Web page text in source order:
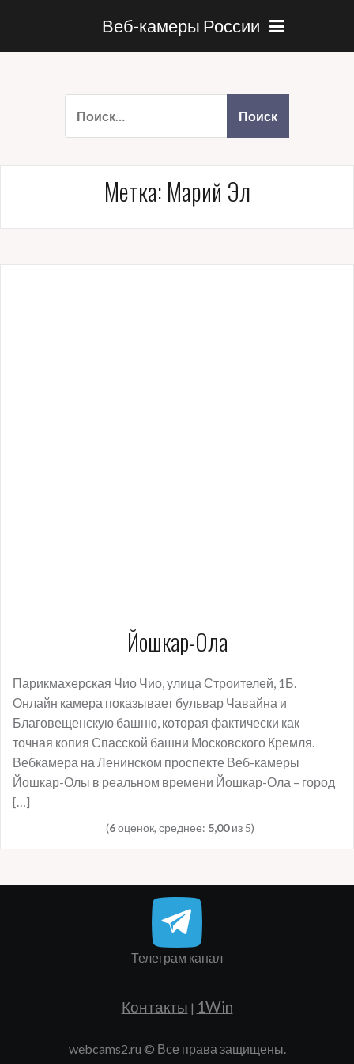
Веб-камеры России
Метка: Марий Эл
Йошкар-Ола
Парикмахерская Чио Чио, улица Строителей, 1Б.
Онлайн камера показывает бульвар Чавайна и
Благовещенскую башню, которая фактически как
точная копия Спасской башни Московского Кремля.
Вебкамера на Ленинском проспекте Веб-камеры
Йошкар-Олы в реальном времени Йошкар-Ола – город
[…]
(6оценок, среднее: 5,00из 5)
Телеграм канал
Контакты | 1Win
webcams2.ru © Все права защищены.